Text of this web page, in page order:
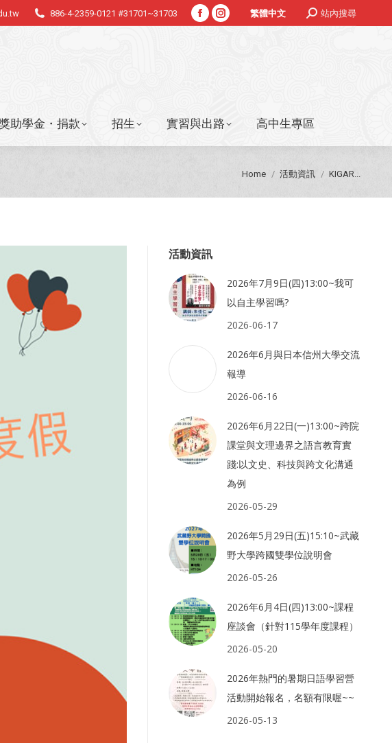
886-4-2359-0121 #31701~31703
FacebookInstagram
繁體中文 Search:站內搜尋
獎助學金・捐款 招生 實習與出路 高中生專區
You are here:
Home 活動資訊 KIGAR...
活動資訊
2026年7月9日(四)13:00~我可
以自主學習嗎?
2026-06-17
2026年6月與日本信州大學交流
報導
2026-06-16
2026年6月22日(一)13:00~跨院
課堂與文理邊界之語言教育實
踐:以文史、科技與跨文化溝通
為例
2026-05-29
2026年5月29日(五)15:10~武藏
野大學跨國雙學位說明會
2026-05-26
2026年6月4日(四)13:00~課程
座談會（針對115學年度課程）
2026-05-20
2026年熱門的暑期日語學習營
活動開始報名，名額有限喔~~
2026-05-13
助學金・捐款 招生 實習與出路 高中生專區